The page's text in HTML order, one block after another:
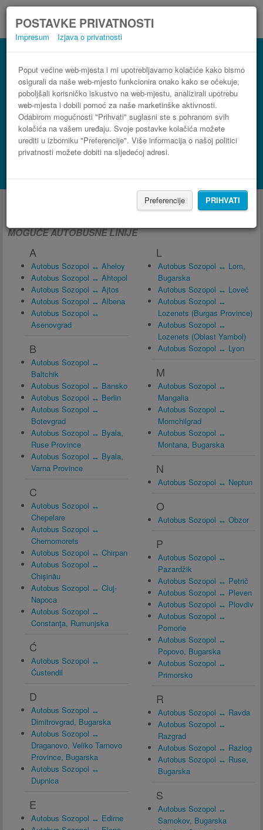
POSTAVKE PRIVATNOSTI
Impresum Izjava o privatnosti
Poput većine web-mjesta i mi upotrebljavamo kolačiće kako bismo
osigurali da naše web-mjesto funkcionira onako kako se očekuje,
poboljšali korisničko iskustvo na web-mjestu, analizirali upotrebu
web-mjesta i dobili pomoć za naše marketinške aktivnosti.
Odabirom mogućnosti "Prihvati" suglasni ste s pohranom svih
kolačića na vašem uređaju. Svoje postavke kolačića možete
urediti u izborniku "Preferencije". Više informacija o našoj politici
privatnosti možete dobiti na sljedećoj adresi.
Preferencije PRIHVATI
PRONAĐI LINIJU
Potraži smještaj s Booking.com
Autobus iz i za Sozopol
MOGUĆE AUTOBUSNE LINIJE
A
Autobus Sozopol ↔ Aheloy
Autobus Sozopol ↔ Ahtopol
Autobus Sozopol ↔ Ajtos
Autobus Sozopol ↔ Albena
Autobus Sozopol ↔
Asenovgrad
B
Autobus Sozopol ↔
Baltchik
Autobus Sozopol ↔ Bansko
Autobus Sozopol ↔ Berlin
Autobus Sozopol ↔
Botevgrad
Autobus Sozopol ↔ Byala,
Ruse Province
Autobus Sozopol ↔ Byala,
Varna Province
C
Autobus Sozopol ↔
Chepelare
Autobus Sozopol ↔
Chernomorets
Autobus Sozopol ↔ Chirpan
Autobus Sozopol ↔
Chişinău
Autobus Sozopol ↔ Cluj-
Napoca
Autobus Sozopol ↔
Constanţa, Rumunjska
Ć
Autobus Sozopol ↔
Ćustendil
D
Autobus Sozopol ↔
Dimitrovgrad, Bugarska
Autobus Sozopol ↔
Draganovo, Veliko Tarnovo
Province, Bugarska
Autobus Sozopol ↔
Dupnica
E
Autobus Sozopol ↔ Edirne
L
Autobus Sozopol ↔ Lom,
Bugarska
Autobus Sozopol ↔ Loveč
Autobus Sozopol ↔
Lozenets (Burgas Province)
Autobus Sozopol ↔
Lozenets (Oblast Yambol)
Autobus Sozopol ↔ Lyon
M
Autobus Sozopol ↔
Mangalia
Autobus Sozopol ↔
Momchilgrad
Autobus Sozopol ↔
Montana, Bugarska
N
Autobus Sozopol ↔ Neptun
O
Autobus Sozopol ↔ Obzor
P
Autobus Sozopol ↔
Pazardžik
Autobus Sozopol ↔ Petrič
Autobus Sozopol ↔ Pleven
Autobus Sozopol ↔ Plovdiv
Autobus Sozopol ↔
Pomorie
Autobus Sozopol ↔
Popovo, Bugarska
Autobus Sozopol ↔
Primorsko
R
Autobus Sozopol ↔ Ravda
Autobus Sozopol ↔
Razgrad
Autobus Sozopol ↔ Razlog
Autobus Sozopol ↔ Ruse,
Bugarska
S
Autobus Sozopol ↔
Samokov, Bugarska